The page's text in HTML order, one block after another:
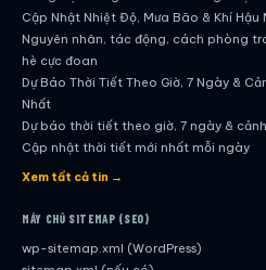
Cập Nhật Nhiệt Độ, Mưa Bão & Khí Hậu
Nguyên nhân, tác động, cách phòng
hè cực đoan
Dự Báo Thời Tiết Theo Giờ, 7 Ngày &
Nhất
Dự báo thời tiết theo giờ, 7 ngày &
Cập nhật thời tiết mới nhất mỗi ngày
Hướng dẫn đầy đủ về dự báo thời tiết
Dự Báo Thời Tiết Theo Giờ, 7 Ngày &
Công Cụ Không Thể Thiếu Trong Cuộc
Xem tất cả tin →
MÁY CHỦ SITEMAP (SEO)
wp-sitemap.xml (WordPress)